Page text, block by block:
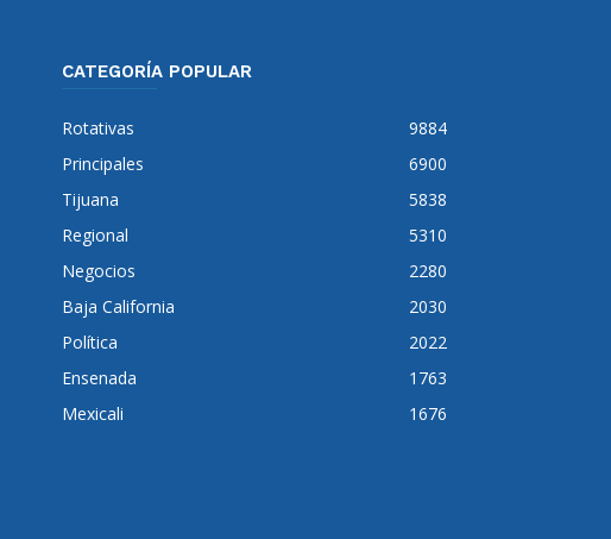
CATEGORÍA POPULAR
Rotativas
9884
Principales
6900
Tijuana
5838
Regional
5310
Negocios
2280
Baja California
2030
Política
2022
Ensenada
1763
Mexicali
1676